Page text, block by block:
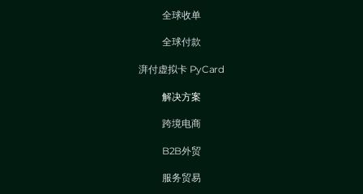
全球收单
全球付款
湃付虚拟卡 PyCard
解决方案
跨境电商
B2B外贸
服务贸易